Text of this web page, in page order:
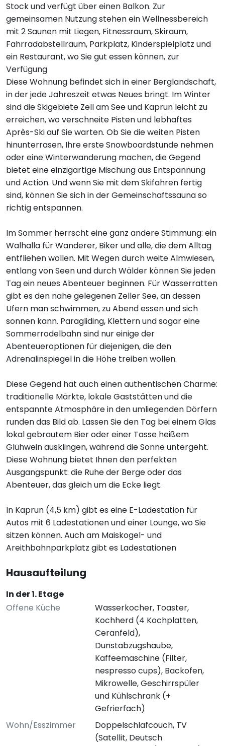
Stock und verfügt über einen Balkon. Zur
gemeinsamen Nutzung stehen ein Wellnessbereich
mit 2 Saunen mit Liegen, Fitnessraum, Skiraum,
Fahrradabstellraum, Parkplatz, Kinderspielplatz und
ein Restaurant, wo Sie gut essen können, zur
Verfügung
Diese Wohnung befindet sich in einer Berglandschaft,
in der jede Jahreszeit etwas Neues bringt. Im Winter
sind die Skigebiete Zell am See und Kaprun leicht zu
erreichen, wo verschneite Pisten und lebhaftes
Après-Ski auf Sie warten. Ob Sie die weiten Pisten
hinunterrasen, Ihre erste Snowboardstunde nehmen
oder eine Winterwanderung machen, die Gegend
bietet eine einzigartige Mischung aus Entspannung
und Action. Und wenn Sie mit dem Skifahren fertig
sind, können Sie sich in der Gemeinschaftssauna so
richtig entspannen.
Im Sommer herrscht eine ganz andere Stimmung: ein
Walhalla für Wanderer, Biker und alle, die dem Alltag
entfliehen wollen. Mit Wegen durch weite Almwiesen,
entlang von Seen und durch Wälder können Sie jeden
Tag ein neues Abenteuer beginnen. Für Wasserratten
gibt es den nahe gelegenen Zeller See, an dessen
Ufern man schwimmen, zu Abend essen und sich
sonnen kann. Paragliding, Klettern und sogar eine
Sommerrodelbahn sind nur einige der
Abenteueroptionen für diejenigen, die den
Adrenalinspiegel in die Höhe treiben wollen.
Diese Gegend hat auch einen authentischen Charme:
traditionelle Märkte, lokale Gaststätten und die
entspannte Atmosphäre in den umliegenden Dörfern
runden das Bild ab. Lassen Sie den Tag bei einem Glas
lokal gebrautem Bier oder einer Tasse heißem
Glühwein ausklingen, während die Sonne untergeht.
Diese Wohnung bietet Ihnen den perfekten
Ausgangspunkt: die Ruhe der Berge oder das
Abenteuer, das gleich um die Ecke liegt.
In Kaprun (4,5 km) gibt es eine E-Ladestation für
Autos mit 6 Ladestationen und einer Lounge, wo Sie
sitzen können. Auch am Maiskogel- und
Areithbahnparkplatz gibt es Ladestationen
Hausaufteilung
In der 1. Etage
Offene Küche
Wasserkocher, Toaster,
Kochherd (4 Kochplatten,
Ceranfeld),
Dunstabzugshaube,
Kaffeemaschine (Filter,
nespresso cups), Backofen,
Mikrowelle, Geschirrspüler
und Kühlschrank (+
Gefrierfach)
Wohn/Esszimmer
Doppelschlafcouch, TV
(Satellit, Deutsch